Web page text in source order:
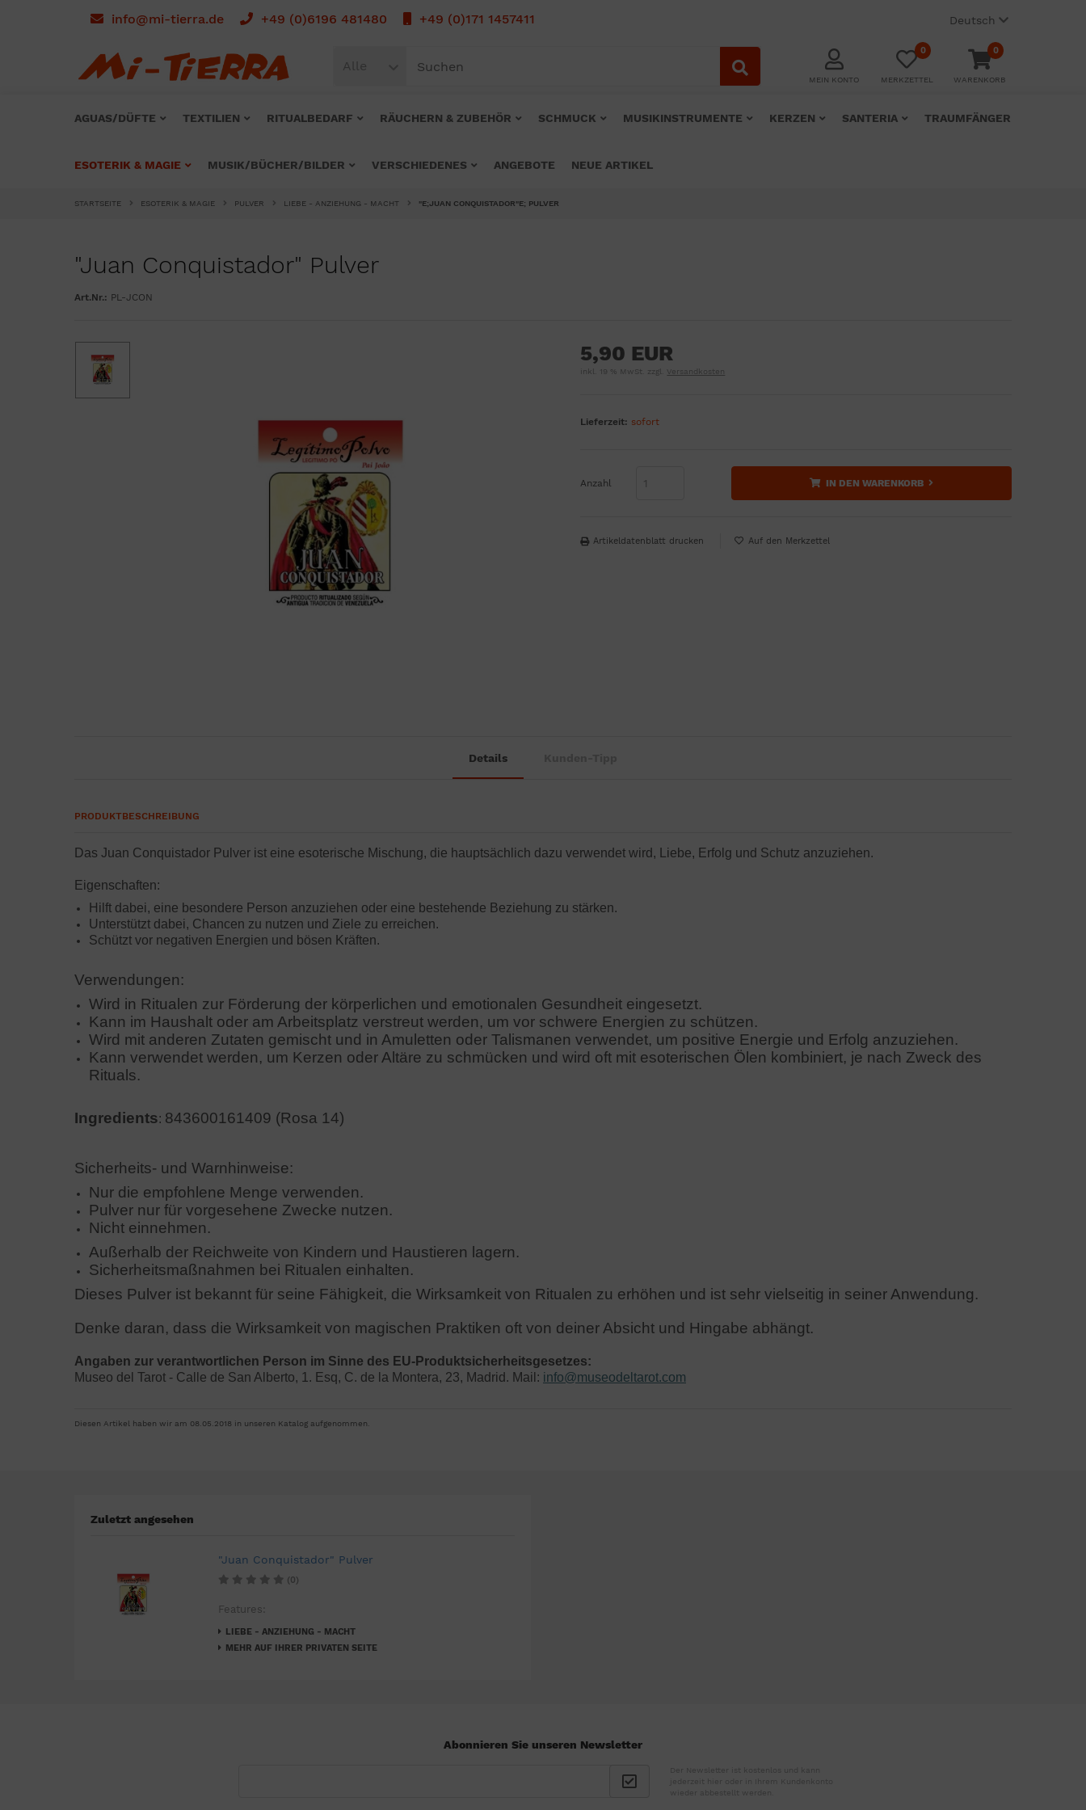
info@mi-tierra.de +49 (0)6196 481480 +49 (0)171 1457411 Deutsch
Alle
MEIN KONTO
0
MERKZETTEL
0
WARENKORB
AGUAS/DÜFTE TEXTILIEN RITUALBEDARF RÄUCHERN & ZUBEHÖR SCHMUCK MUSIKINSTRUMENTE KERZEN SANTERIA TRAUMFÄNGER
ESOTERIK & MAGIE MUSIK/BÜCHER/BILDER VERSCHIEDENES ANGEBOTE NEUE ARTIKEL
STARTSEITE ESOTERIK & MAGIE PULVER LIEBE - ANZIEHUNG - MACHT "E;JUAN CONQUISTADOR"E; PULVER
"Juan Conquistador" Pulver
Art.Nr.: PL-JCON
5,90 EUR
inkl. 19 % MwSt. zzgl. Versandkosten
Lieferzeit: sofort
Anzahl IN DEN WARENKORB
Artikeldatenblatt drucken
Details
PRODUKTBESCHREIBUNG
Das Juan Conquistador Pulver ist eine esoterische Mischung, die hauptsächlich dazu verwendet wird, Liebe, Erfolg und Schutz anzuziehen.
Eigenschaften:
Hilft dabei, eine besondere Person anzuziehen oder eine bestehende Beziehung zu stärken.
Unterstützt dabei, Chancen zu nutzen und Ziele zu erreichen.
Schützt vor negativen Energien und bösen Kräften.
Verwendungen:
Wird in Ritualen zur Förderung der körperlichen und emotionalen Gesundheit eingesetzt.
Kann im Haushalt oder am Arbeitsplatz verstreut werden, um vor schwere Energien zu schützen.
Wird mit anderen Zutaten gemischt und in Amuletten oder Talismanen verwendet, um positive Energie und Erfolg anzuziehen.
Kann verwendet werden, um Kerzen oder Altäre zu schmücken und wird oft mit esoterischen Ölen kombiniert, je nach Zweck des
Rituals.
Ingredients: 843600161409 (Rosa 14)
Sicherheits- und Warnhinweise:
Nur die empfohlene Menge verwenden.
Pulver nur für vorgesehene Zwecke nutzen.
Nicht einnehmen.
Außerhalb der Reichweite von Kindern und Haustieren lagern.
Sicherheitsmaßnahmen bei Ritualen einhalten.
Dieses Pulver ist bekannt für seine Fähigkeit, die Wirksamkeit von Ritualen zu erhöhen und ist sehr vielseitig in seiner Anwendung.
Denke daran, dass die Wirksamkeit von magischen Praktiken oft von deiner Absicht und Hingabe abhängt.
Angaben zur verantwortlichen Person im Sinne des EU-Produktsicherheitsgesetzes:
Museo del Tarot - Calle de San Alberto, 1. Esq, C. de la Montera, 23, Madrid. Mail: info@museodeltarot.com
Diesen Artikel haben wir am 08.05.2018 in unseren Katalog aufgenommen.
Zuletzt angesehen
"Juan Conquistador" Pulver
(0)
Features:
LIEBE - ANZIEHUNG - MACHT
MEHR AUF IHRER PRIVATEN SEITE
Abonnieren Sie unseren Newsletter
Der Newsletter ist kostenlos und kann
jederzeit hier oder in Ihrem Kundenkonto
wieder abbestellt werden.